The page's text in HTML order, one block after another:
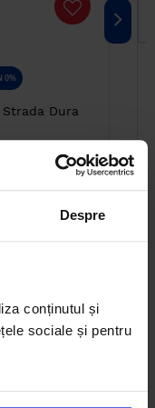
Despre
conținutul și
sociale și pentru
0%
Dura
Terra